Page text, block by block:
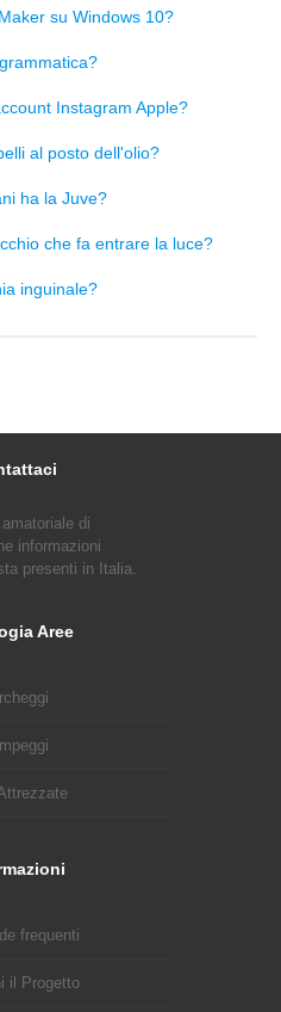
su Windows 10?
Instagram Apple?
al posto dell'olio?
ha la Juve?
che fa entrare la luce?
inguinale?
di
informazioni
presenti in Italia.
Aree
frequenti
il Progetto